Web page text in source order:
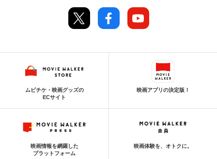
ムビチケ・映画グッズの
ECサイト
映画アプリの決定版！
映画情報を網羅した
プラットフォーム
映画体験を、オトクに。